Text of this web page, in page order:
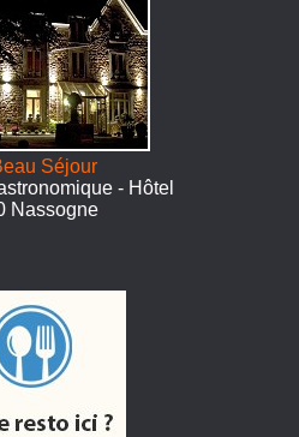
Séjour
- Hôtel
Nassogne